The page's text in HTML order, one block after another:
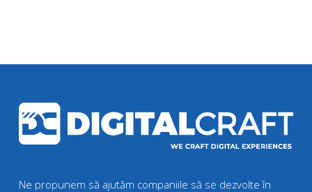
Ne propunem să ajutăm companiile să se dezvolte în